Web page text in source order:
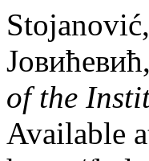
of the
Available